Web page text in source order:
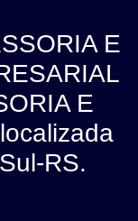
E
E
RS.